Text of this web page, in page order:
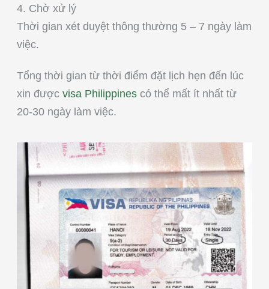
4. Chờ xử lý
Thời gian xét duyệt thông thường 5 – 7 ngày làm
việc.
Tổng thời gian từ thời điểm đặt lịch hẹn đến lúc
xin được visa Philippines có thể mất ít nhất từ
20-30 ngày làm việc.